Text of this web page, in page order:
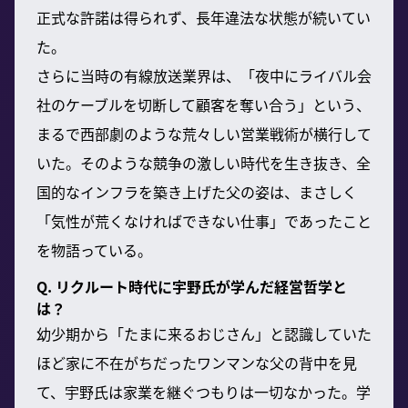
正式な許諾は得られず、長年違法な状態が続いてい
た。
さらに当時の有線放送業界は、「夜中にライバル会
社のケーブルを切断して顧客を奪い合う」という、
まるで西部劇のような荒々しい営業戦術が横行して
いた。そのような競争の激しい時代を生き抜き、全
国的なインフラを築き上げた父の姿は、まさしく
「気性が荒くなければできない仕事」であったこと
を物語っている。
Q. リクルート時代に宇野氏が学んだ経営哲学と
は？
幼少期から「たまに来るおじさん」と認識していた
ほど家に不在がちだったワンマンな父の背中を見
て、宇野氏は家業を継ぐつもりは一切なかった。学